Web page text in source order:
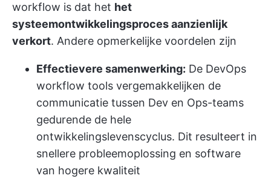
workflow is dat het het
systeemontwikkelingsproces aanzienlijk
verkort. Andere opmerkelijke voordelen zijn
Effectievere samenwerking: De DevOps
workflow tools vergemakkelijken de
communicatie tussen Dev en Ops-teams
gedurende de hele
ontwikkelingslevenscyclus. Dit resulteert in
snellere probleemoplossing en software
van hogere kwaliteit